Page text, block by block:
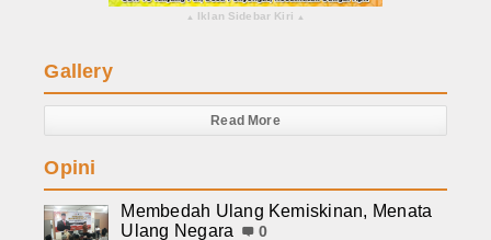
▴ Iklan Sidebar Kiri ▴
Gallery
Read More
Opini
Membedah Ulang Kemiskinan, Menata
Ulang Negara
0